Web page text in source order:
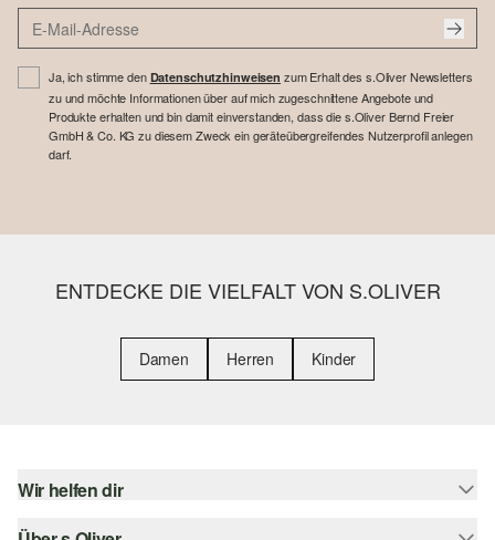
Ja, ich stimme den Datenschutzhinweisen zum Erhalt des s.Oliver Newsletters
zu und möchte Informationen über auf mich zugeschnittene Angebote und
Produkte erhalten und bin damit einverstanden, dass die s.Oliver Bernd Freier
GmbH & Co. KG zu diesem Zweck ein geräteübergreifendes Nutzerprofil anlegen
darf.
ENTDECKE DIE VIELFALT VON S.OLIVER
Damen Herren Kinder
Wir helfen dir